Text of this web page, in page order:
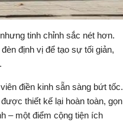
tinh chỉnh sắc nét hơn.
định vị để tạo sự tối giản,
điền kinh sẵn sàng bứt tốc.
thiết kế lại hoàn toàn, gọn
– một điểm cộng tiện ích